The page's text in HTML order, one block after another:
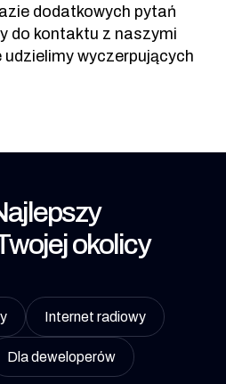
dodatkowych pytań
do kontaktu z naszymi
wyczerpujących
okolicy
Internet radiowy
Dla deweloperów